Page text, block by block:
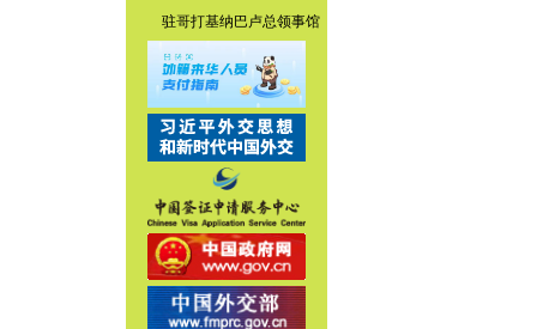
驻哥打基纳巴卢总领事馆